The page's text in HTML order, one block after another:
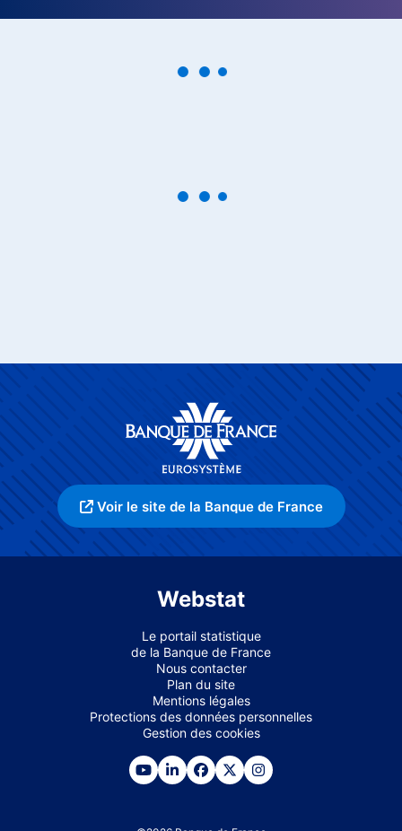
Voir le site de la Banque de France
Webstat
Le portail statistique
de la Banque de France
Nous contacter
Plan du site
Mentions légales
Protections des données personnelles
Gestion des cookies